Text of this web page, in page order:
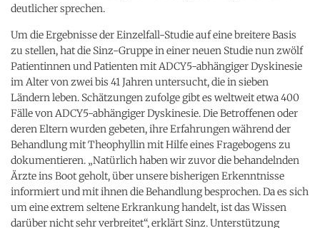
deutlicher sprechen.
Um die Ergebnisse der Einzelfall-Studie auf eine breitere Basis
zu stellen, hat die Sinz-Gruppe in einer neuen Studie nun zwölf
Patientinnen und Patienten mit ADCY5-abhängiger Dyskinesie
im Alter von zwei bis 41 Jahren untersucht, die in sieben
Ländern leben. Schätzungen zufolge gibt es weltweit etwa 400
Fälle von ADCY5-abhängiger Dyskinesie. Die Betroffenen oder
deren Eltern wurden gebeten, ihre Erfahrungen während der
Behandlung mit Theophyllin mit Hilfe eines Fragebogens zu
dokumentieren. „Natürlich haben wir zuvor die behandelnden
Ärzte ins Boot geholt, über unsere bisherigen Erkenntnisse
informiert und mit ihnen die Behandlung besprochen. Da es sich
um eine extrem seltene Erkrankung handelt, ist das Wissen
darüber nicht sehr verbreitet“, erklärt Sinz. Unterstützung